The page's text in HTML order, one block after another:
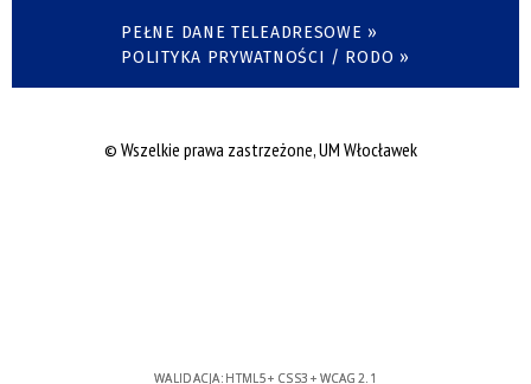
PEŁNE DANE TELEADRESOWE »
POLITYKA PRYWATNOŚCI / RODO »
© Wszelkie prawa zastrzeżone, UM Włocławek
WALIDACJA: HTML5+ CSS3 + WCAG 2.1